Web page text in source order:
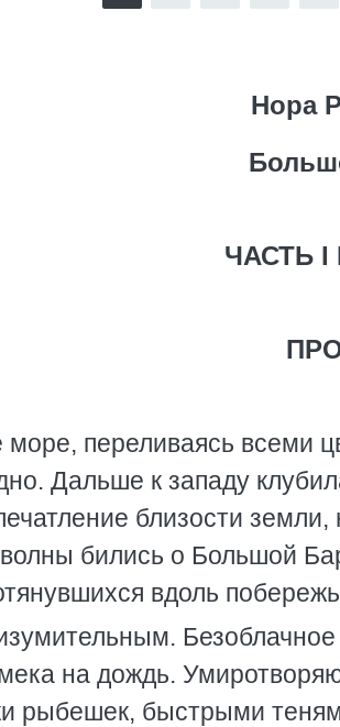
Нора
ЧАСТЬ I
переливаясь всеми
Дальше к западу
близости
волны бились о Большой
вдоль
Безоблачное
на дождь.
рыбешек, быстрыми